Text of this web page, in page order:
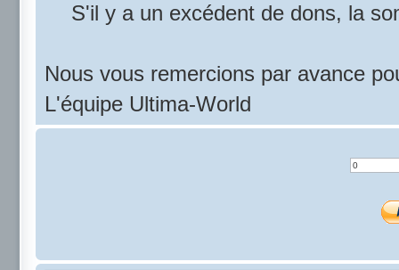
S'il y a un excédent de dons, la
Nous vous remercions par avance
L'équipe Ultima-World